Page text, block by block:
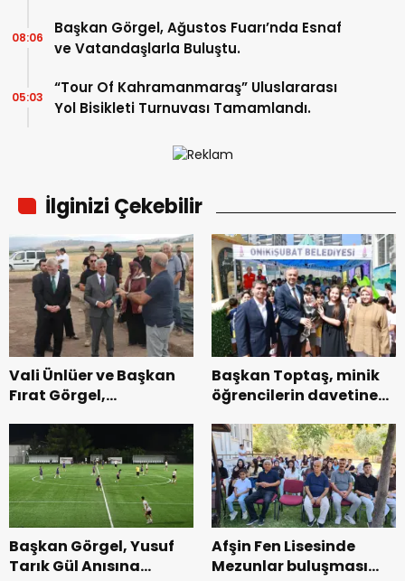
Başkan Görgel, Ağustos Fuarı’nda Esnaf
ve Vatandaşlarla Buluştu.
08:06
“Tour Of Kahramanmaraş” Uluslararası
Yol Bisikleti Turnuvası Tamamlandı.
05:03
İlginizi Çekebilir
Vali Ünlüer ve Başkan
Fırat Görgel,
Höyüğü’nde Kazı
Çalışmalarını İnceledi.
Başkan Toptaş, minik
öğrencilerin davetine
Başkan Görgel, Yusuf
Tarık Gül Anısına
Afşin Fen Lisesinde
Mezunlar buluşması